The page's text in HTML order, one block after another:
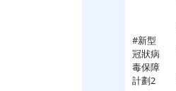
#新型
冠狀病
毒保障
計劃2